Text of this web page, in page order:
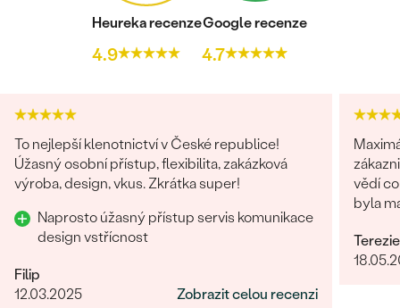
Heureka recenze
4.9
Google recenze
4.7
To nejlepší klenotnictví v České republice!
Úžasný osobní přístup, flexibilita, zakázková
výroba, design, vkus. Zkrátka super!
Naprosto úžasný přístup servis komunikace
design vstřícnost
Filip
12.03.2025
Zobrazit celou recenzi
Maximální
vědí
byla
Terezie